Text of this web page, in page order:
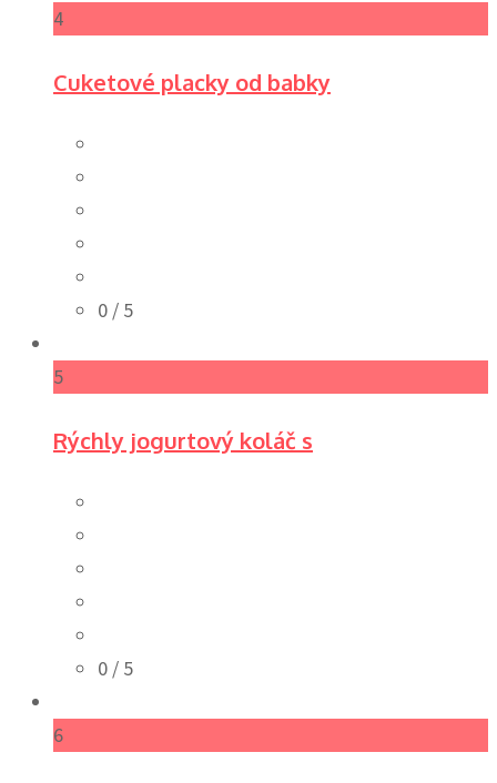
4
Cuketové placky od babky
0 / 5
5
Rýchly jogurtový koláč s
0 / 5
6